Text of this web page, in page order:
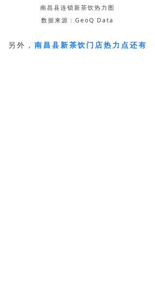
南昌县连锁新茶饮热力图
数据来源：GeoQ Data
另外， 南昌县新茶饮门店热力点还有